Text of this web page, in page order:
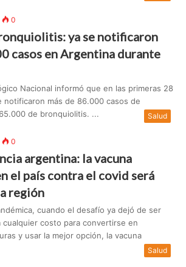
0
ya se notificaron
casos en Argentina durante
Nacional informó que en las primeras 28
notificaron más de 86.000 casos de
de bronquiolitis. ...
Salud
0
argentina: la vacuna
el país contra el covid será
región
cuando el desafío ya dejó de ser
cualquier costo para convertirse en
y usar la mejor opción, la vacuna
Salud